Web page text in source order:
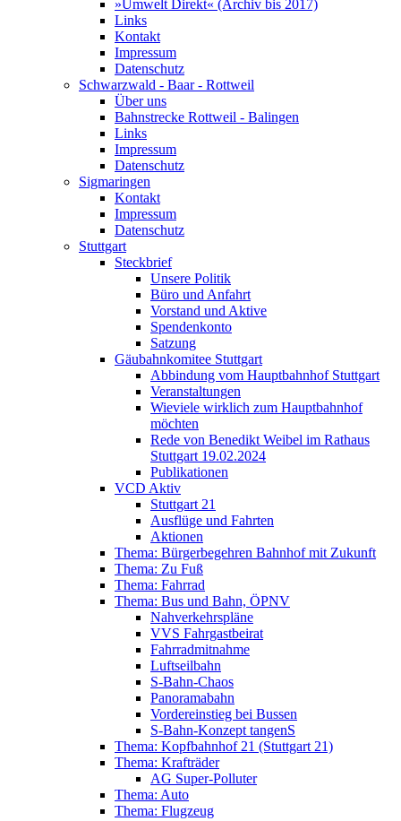
»Umwelt Direkt« (Archiv bis 2017)
Links
Kontakt
Impressum
Datenschutz
Schwarzwald - Baar - Rottweil
Über uns
Bahnstrecke Rottweil - Balingen
Links
Impressum
Datenschutz
Sigmaringen
Kontakt
Impressum
Datenschutz
Stuttgart
Steckbrief
Unsere Politik
Büro und Anfahrt
Vorstand und Aktive
Spendenkonto
Satzung
Gäubahnkomitee Stuttgart
Abbindung vom Hauptbahnhof Stuttgart
Veranstaltungen
Wieviele wirklich zum Hauptbahnhof
möchten
Rede von Benedikt Weibel im Rathaus
Stuttgart 19.02.2024
Publikationen
VCD Aktiv
Stuttgart 21
Ausflüge und Fahrten
Aktionen
Thema: Bürgerbegehren Bahnhof mit Zukunft
Thema: Zu Fuß
Thema: Fahrrad
Thema: Bus und Bahn, ÖPNV
Nahverkehrspläne
VVS Fahrgastbeirat
Fahrradmitnahme
Luftseilbahn
S-Bahn-Chaos
Panoramabahn
Vordereinstieg bei Bussen
S-Bahn-Konzept tangenS
Thema: Kopfbahnhof 21 (Stuttgart 21)
Thema: Krafträder
AG Super-Polluter
Thema: Auto
Thema: Flugzeug